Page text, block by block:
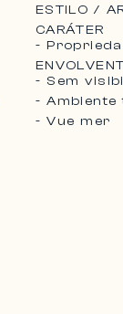
ESTILO /
CARÁTER
-
- Sem
-
- Vue mer